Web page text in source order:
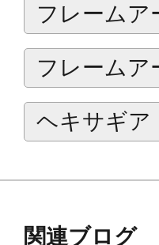
フレームア
フレームア
ヘキサギア
関連ブログ